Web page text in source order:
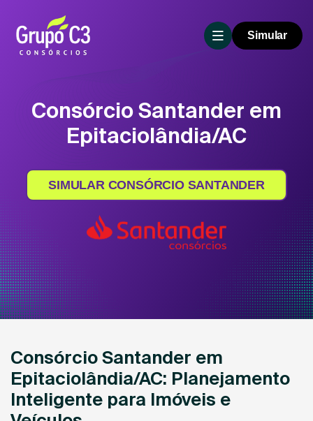
Simular
Consórcio Santander em
Epitaciolândia/AC
SIMULAR CONSÓRCIO SANTANDER
Consórcio Santander em
Epitaciolândia/AC: Planejamento
Inteligente para Imóveis e